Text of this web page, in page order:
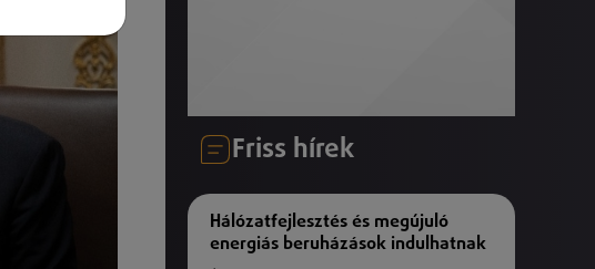
Friss hírek
Hálózatfejlesztés és megújuló
energiás beruházások indulhatnak